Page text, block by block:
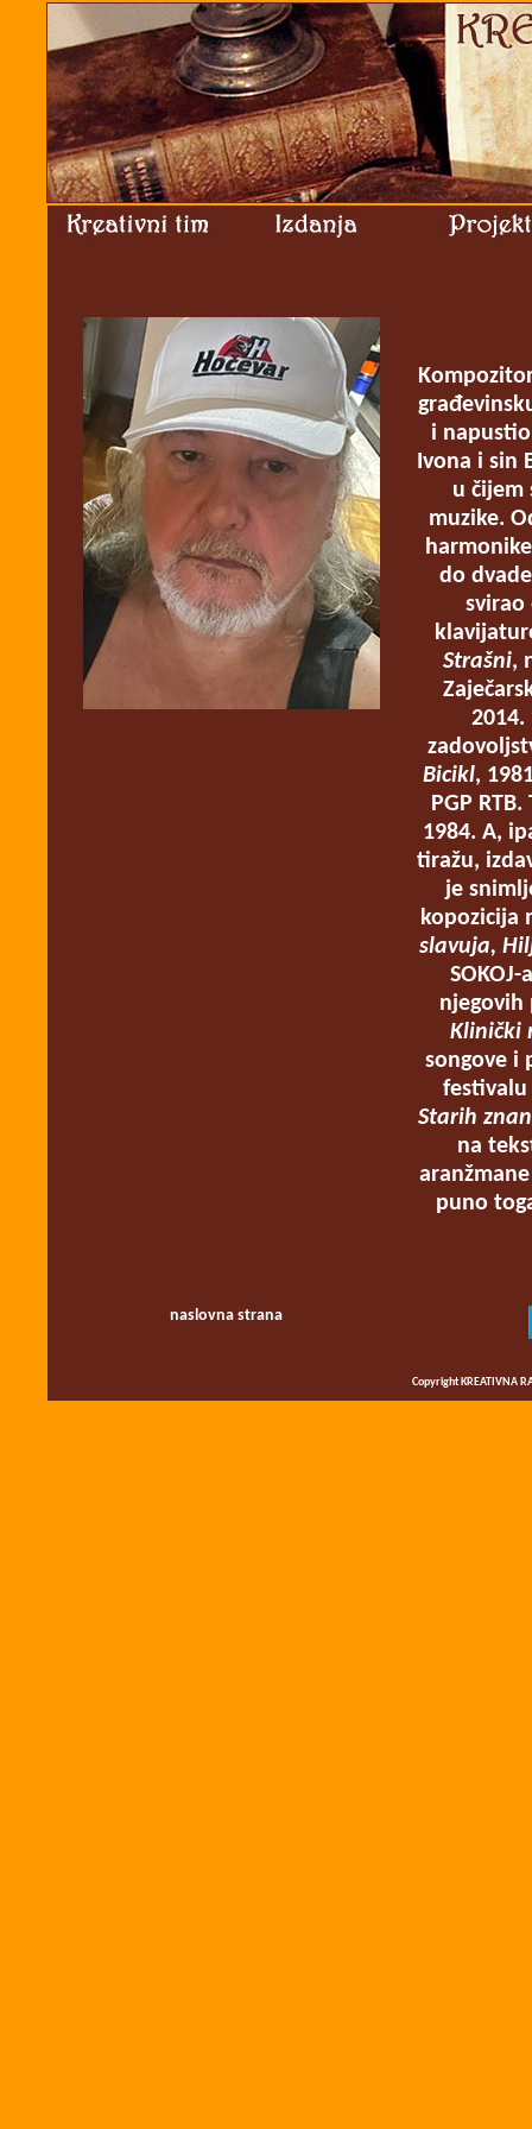
i
Ivona i sin
u čijem
muzike.
do
svirao
Strašni,
Bicikl,
PGP
1984. A,
tiražu,
je
kopozicija
slavuja,
njegovih
Klinički
songove i
Starih
na
puno
naslovna strana
Copyright KREATIVNA